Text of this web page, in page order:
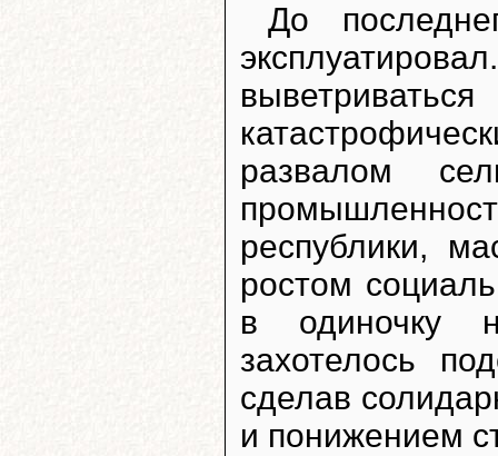
До
развалом
республики,
ростом
в одиночку
захотелось
сделав
и понижением